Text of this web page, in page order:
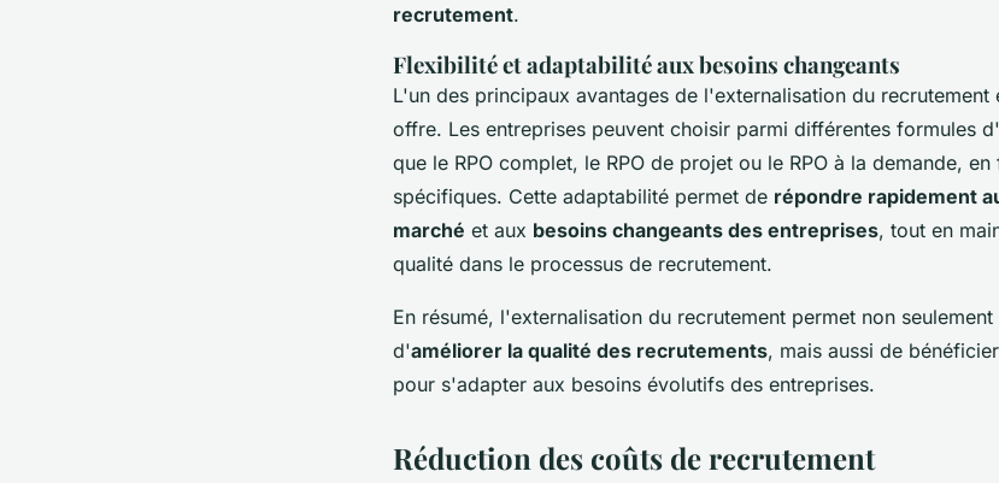
recrutement.
Flexibilité et adaptabilité aux besoins changeants
L'un des principaux avantages de l'externalisation du
offre. Les entreprises peuvent choisir parmi différentes formules
que le RPO complet, le RPO de projet ou le RPO à la demande,
spécifiques. Cette adaptabilité permet de répondre rapidement
marché et aux besoins changeants des entreprises, tout en
qualité dans le processus de recrutement.
En résumé, l'externalisation du recrutement permet non seulement
d'améliorer la qualité des recrutements, mais aussi de
pour s'adapter aux besoins évolutifs des entreprises.
Réduction des coûts de recrutement